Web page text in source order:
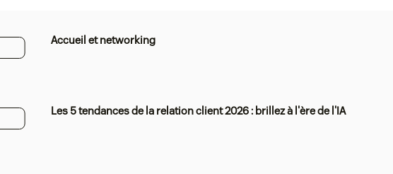
Accueil et networking
Les 5 tendances de la relation client 2026 : brillez à l'ère de l'IA